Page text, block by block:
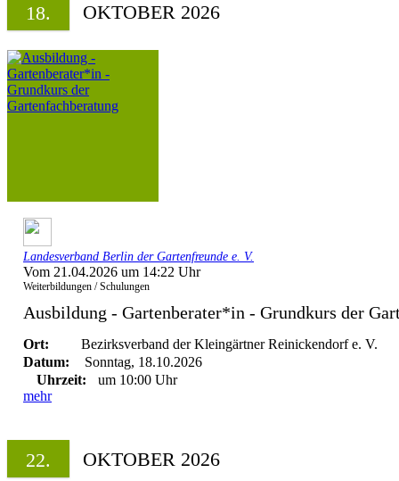
18. OKTOBER 2026
Landesverband Berlin der Gartenfreunde e. V.
Vom 21.04.2026 um 14:22 Uhr
Weiterbildungen / Schulungen
Ausbildung - Gartenberater*in - Grundkurs der
Ort:
Bezirksverband der Kleingärtner Reinickendorf e. V.
Datum:
Sonntag, 18.10.2026
Uhrzeit:
um 10:00 Uhr
mehr
22. OKTOBER 2026